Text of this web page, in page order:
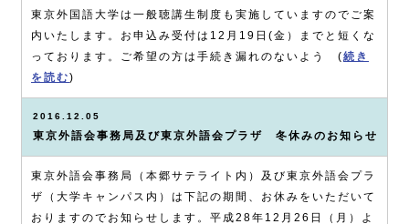
東京外国語大学は一般聴講生制度も実施していますのでご案
内いたします。お申込み受付は12月19日(金）までと短くな
っております。ご希望の方は手続き漏れのないよう (続き
を読む)
2016.12.05
東京外語会事務局及び東京外語会プラザ 冬休みのお知らせ
東京外語会事務局（本郷サテライト内）及び東京外語会プラ
ザ（大学キャンパス内）は下記の期間、お休みをいただいて
おりますのでお知らせします。平成28年12月26日（月）よ